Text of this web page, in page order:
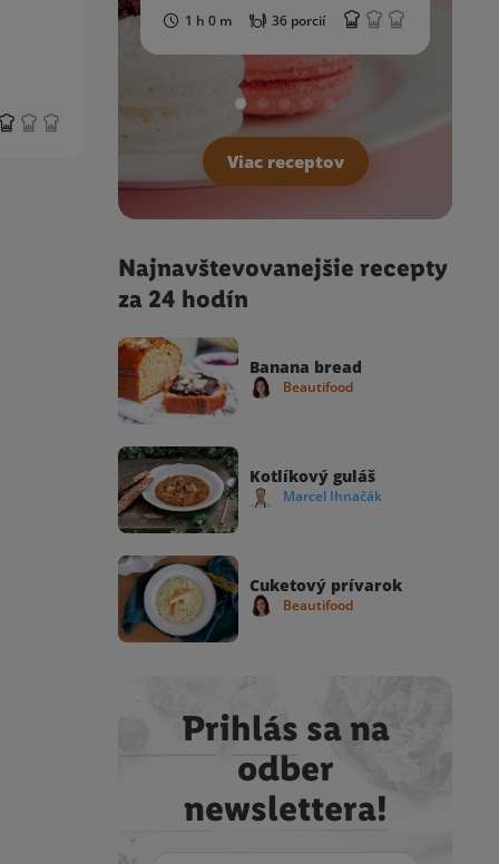
1 h 0 m 36 porcií
Viac receptov
Najnavštevovanejšie recepty
za 24 hodín
Banana bread
Beautifood
Kotlíkový guláš
Marcel Ihnačák
Cuketový prívarok
Beautifood
Prihlás sa na
odber
newslettera!